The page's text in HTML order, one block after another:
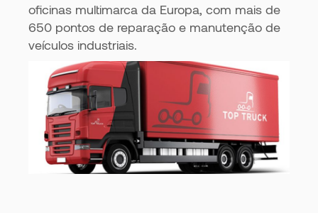
oficinas multimarca da Europa, com mais de
650 pontos de reparação e manutenção de
veículos industriais.